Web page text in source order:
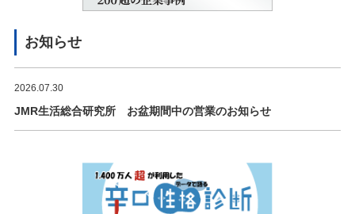
お知らせ
2026.07.30
JMR生活総合研究所 お盆期間中の営業のお知らせ